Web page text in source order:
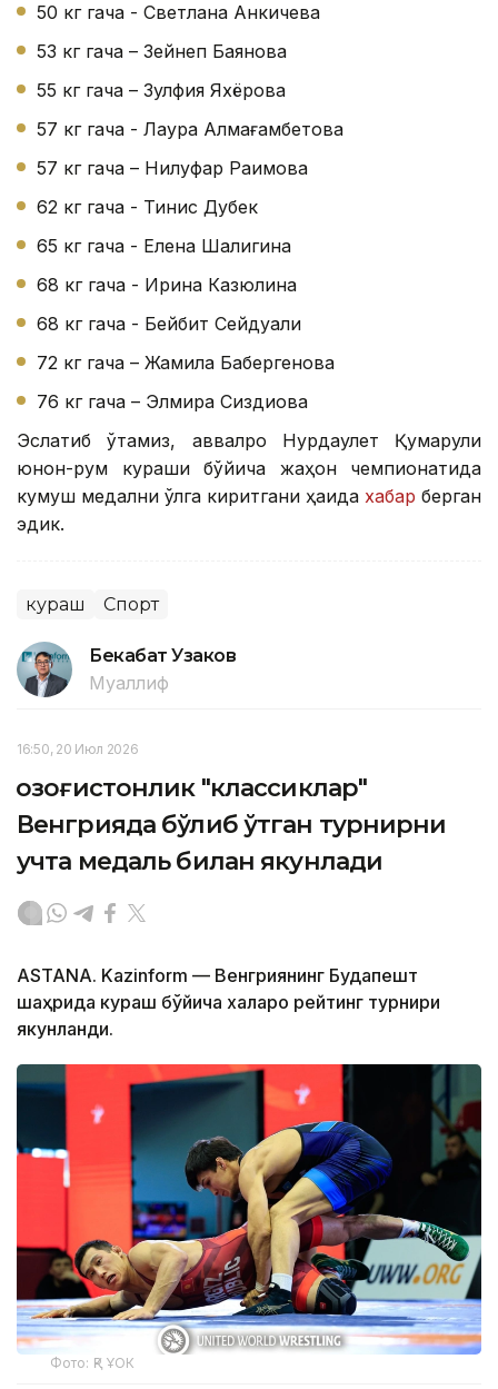
50 кг гача - Светлана Анкичева
53 кг гача – Зейнеп Баянова
55 кг гача – Зулфия Яхёрова
57 кг гача - Лаура Алмағамбетова
57 кг гача – Нилуфар Раимова
62 кг гача - Тинис Дубек
65 кг гача - Елена Шалигина
68 кг гача - Ирина Казюлина
68 кг гача - Бейбит Сейдуали
72 кг гача – Жамила Бақбергенова
76 кг гача – Элмира Сиздиқова
Эслатиб ўтамиз, аввалроқ Нурдаулет Қумарули
юнон-рум кураши бўйича жаҳон чемпионатида
кумуш медални қўлга киритгани ҳақида хабар берган
эдик.
кураш Спорт
Бекабат Узаков
Муаллиф
16:50, 20 Июл 2026
Қозоғистонлик "классиклар"
Венгрияда бўлиб ўтган турнирни
учта медаль билан якунлади
ASTANA. Kazinform — Венгриянинг Будапешт
шаҳрида кураш бўйича халқаро рейтинг турнири
якунланди.
Фото: ҚР ҰОК